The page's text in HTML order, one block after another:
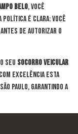
Belo, você
política é clara: você
antes de autorizar o
seu socorro veicular
excelência esta
Paulo, garantindo a